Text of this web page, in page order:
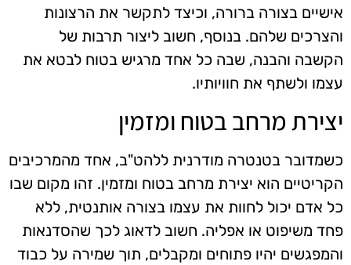
אישיים בצורה ברורה, וכיצד לתקשר את הרצונות
והצרכים שלהם. בנוסף, חשוב ליצור תרבות של
הקשבה והבנה, שבה כל אחד מרגיש בטוח לבטא את
עצמו ולשתף את חוויותיו.
יצירת מרחב בטוח ומזמין
כשמדובר בטנטרה מודרנית ללהט"ב, אחד מהמרכיבים
הקריטיים הוא יצירת מרחב בטוח ומזמין. זהו מקום שבו
כל אדם יכול לחוות את עצמו בצורה אותנטית, ללא
פחד משיפוט או אפליה. חשוב לדאוג לכך שהסדנאות
והמפגשים יהיו פתוחים ומקבלים, תוך שמירה על כבוד